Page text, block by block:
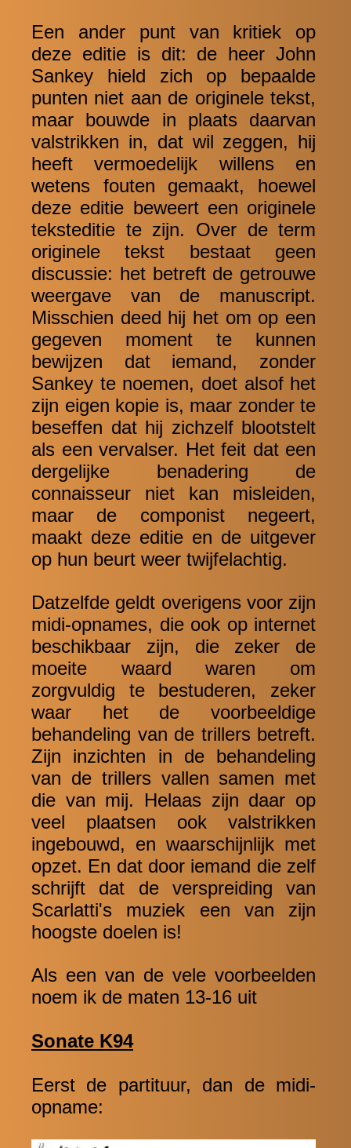
Een ander punt van kritiek op
deze editie is dit: de heer John
Sankey hield zich op bepaalde
punten niet aan de originele tekst,
maar bouwde in plaats daarvan
valstrikken in, dat wil zeggen, hij
heeft vermoedelijk willens en
wetens fouten gemaakt, hoewel
deze editie beweert een originele
teksteditie te zijn. Over de term
originele tekst bestaat geen
discussie: het betreft de getrouwe
weergave van de manuscript.
Misschien deed hij het om op een
gegeven moment te kunnen
bewijzen dat iemand, zonder
Sankey te noemen, doet alsof het
zijn eigen kopie is, maar zonder te
beseffen dat hij zichzelf blootstelt
als een vervalser. Het feit dat een
dergelijke benadering de
connaisseur niet kan misleiden,
maar de componist negeert,
maakt deze editie en de uitgever
op hun beurt weer twijfelachtig.
Datzelfde geldt overigens voor zijn
midi-opnames, die ook op internet
beschikbaar zijn, die zeker de
moeite waard waren om
zorgvuldig te bestuderen, zeker
waar het de voorbeeldige
behandeling van de trillers betreft.
Zijn inzichten in de behandeling
van de trillers vallen samen met
die van mij. Helaas zijn daar op
veel plaatsen ook valstrikken
ingebouwd, en waarschijnlijk met
opzet. En dat door iemand die zelf
schrijft dat de verspreiding van
Scarlatti's muziek een van zijn
hoogste doelen is!
Als een van de vele voorbeelden
noem ik de maten 13-16 uit
Sonate K94
Eerst de partituur, dan de midi-
opname: